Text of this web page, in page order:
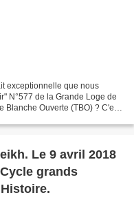
exceptionnelle que nous
N°577 de la Grande Loge de
Blanche Ouverte (TBO) ? C'est
Le 9 avril 2018
grands